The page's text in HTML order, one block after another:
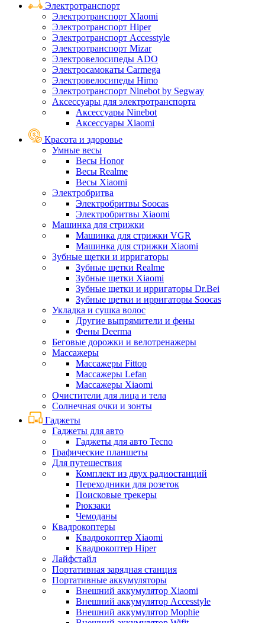
Электротранспорт
Электротранспорт XIaomi
Электротранспорт Hiper
Электротранспорт Accesstyle
Электротранспорт Mizar
Электровелосипеды ADO
Электросамокаты Carmega
Электровелосипеды Himo
Электротранспорт Ninebot by Segway
Аксессуары для электротранспорта
Аксессуары Ninebot
Аксессуары Xiaomi
Красота и здоровье
Умные весы
Весы Honor
Весы Realme
Весы Xiaomi
Электробритва
Электробритвы Soocas
Электробритвы Xiaomi
Машинка для стрижки
Машинка для стрижки VGR
Машинка для стрижки Xiaomi
Зубные щетки и ирригаторы
Зубные щетки Realme
Зубные щетки Xiaomi
Зубные щетки и ирригаторы Dr.Bei
Зубные щетки и ирригаторы Soocas
Укладка и сушка волос
Другие выпрямители и фены
Фены Deerma
Беговые дорожки и велотренажеры
Массажеры
Массажеры Fittop
Массажеры Lefan
Массажеры Xiaomi
Очистители для лица и тела
Солнечная очки и зонты
Гаджеты
Гаджеты для авто
Гаджеты для авто Tecno
Графические планшеты
Для путешествия
Комплект из двух радиостанций
Переходники для розеток
Поисковые трекеры
Рюкзаки
Чемоданы
Квадрокоптеры
Квадрокоптер Xiaomi
Квадрокоптер Hiper
Лайфстайл
Портативная зарядная станция
Портативные аккумуляторы
Внешний аккумулятор Xiaomi
Внешний аккумулятор Accesstyle
Внешний аккумулятор Mophie